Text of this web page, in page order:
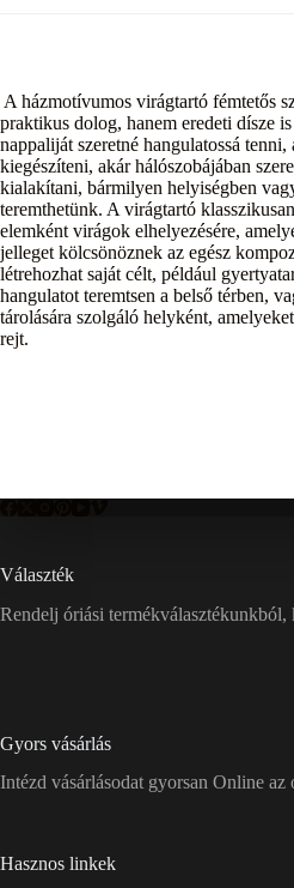
A házmotívumos virágtartó fémtetős
praktikus dolog, hanem eredeti dísze
nappaliját szeretné hangulatossá tenni,
kiegészíteni, akár hálószobájában
kialakítani, bármilyen helyiségben
teremthetünk. A virágtartó
elemként virágok elhelyezésére,
jelleget kölcsönöznek az egész
létrehozhat saját célt, például
hangulatot teremtsen a belső térben,
tárolására szolgáló helyként,
rejt.
Választék
Rendelj óriási termékválasztékunkból,
Gyors vásárlás
Intézd vásárlásodat gyorsan Online
Hasznos linkek